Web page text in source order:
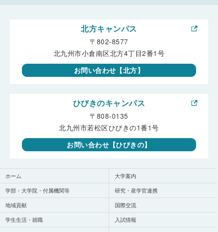
ホーム
大学案内
学部・大学院・付属機関等
研究・産学官連携
地域貢献
国際交流
学生生活・就職
入試情報
北方キャンパス
〒802-8577
北九州市小倉南区北方4丁目2番1号
お問い合わせ【北方】
ひびきのキャンパス
〒808-0135
北九州市若松区ひびきの1番1号
お問い合わせ【ひびきの】